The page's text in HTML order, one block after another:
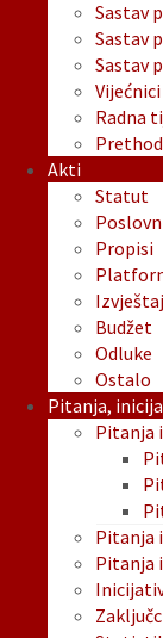
Sastav
Sastav
Sastav
Radna
Akti
Statut
Propisi
Budžet
Odluke
Ostalo
Pitanja,
Pitanja
Pitanja
Pitanja